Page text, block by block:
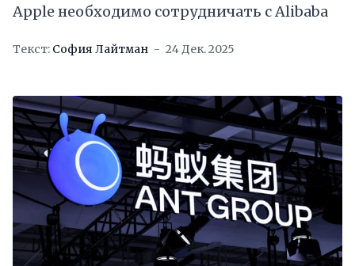
Apple необходимо сотрудничать с Alibaba
Текст: София Лайтман 24 Дек. 2025